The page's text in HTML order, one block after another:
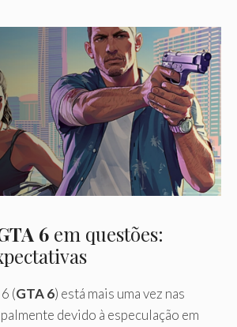
6 em questões:
(GTA 6) está mais uma vez nas
devido à especulação em